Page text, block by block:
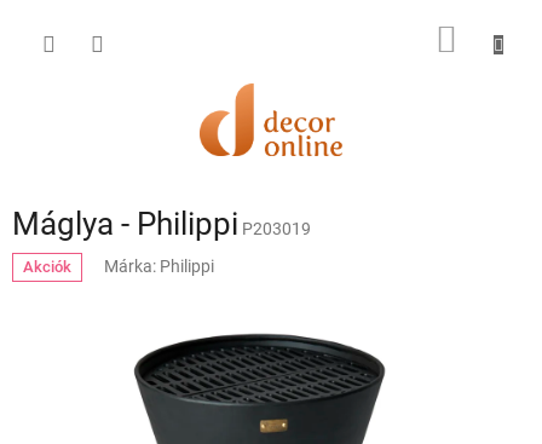
KOSÁR
Máglya - Philippi P203019
Akciók Márka: Philippi